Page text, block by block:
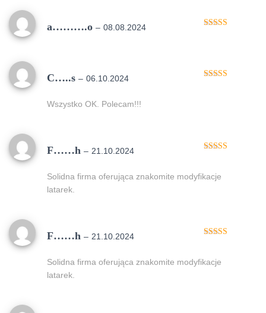
a……….o – 08.08.2024
C…..s – 06.10.2024
Wszystko OK. Polecam!!!
F……h – 21.10.2024
Solidna firma oferująca znakomite modyfikacje
latarek.
F……h – 21.10.2024
Solidna firma oferująca znakomite modyfikacje
latarek.